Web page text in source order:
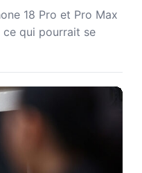
18 Pro et Pro Max
ce qui pourrait se